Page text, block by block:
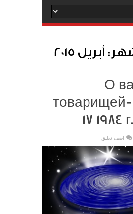
أبريل 2015
О
товарищей-
17 1984
اضف تعليق